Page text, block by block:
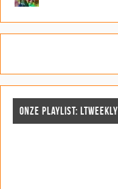
ONZE PLAYLIST: LTWEEKLY